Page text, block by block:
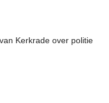
Kerkrade over politie